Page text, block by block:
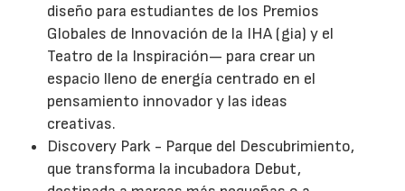
diseño para estudiantes de los Premios
Globales de Innovación de la IHA (gia) y el
Teatro de la Inspiración— para crear un
espacio lleno de energía centrado en el
pensamiento innovador y las ideas
creativas.
Discovery Park - Parque del Descubrimiento,
que transforma la incubadora Debut,